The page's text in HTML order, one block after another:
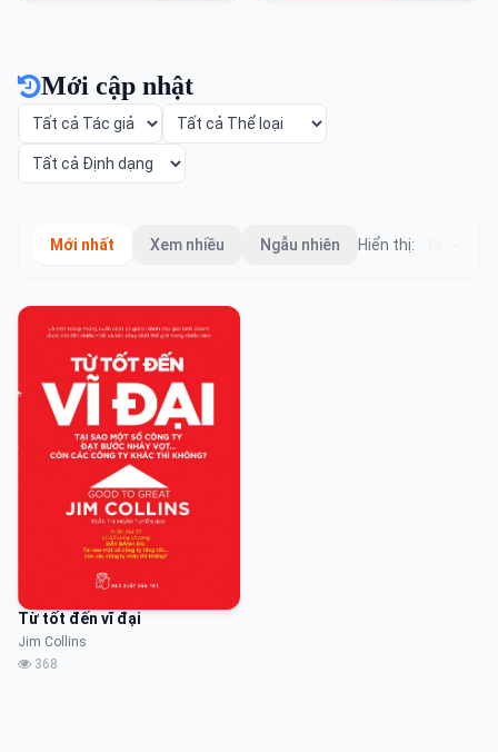
Mới cập nhật
Mới nhất Xem nhiều Ngẫu nhiên Hiển thị:
Từ tốt đến vĩ đại
Jim Collins
368